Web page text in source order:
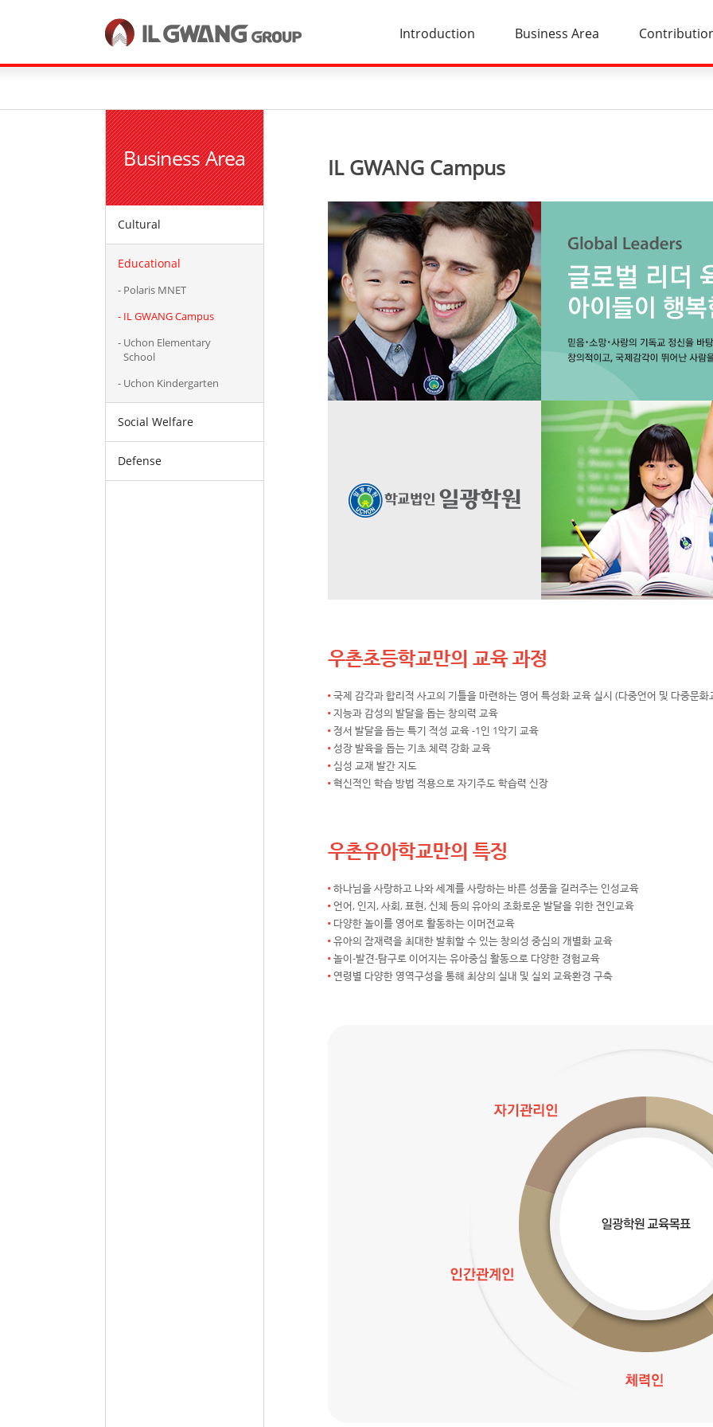
한국어 English Introduction Business Area
Business Area
Cultural
Educational
Polaris MNET
IL GWANG Campus
Uchon Elementary
School
Uchon Kindergarten
Social Welfare
Defense
IL GWANG Campus
우촌초등학교만의 교육 과정
국제 감각과 합리적 사고의 기틀을 마련하는 영어 특성화 교육 실시 (다중언어 및 다중문화
지능과 감성의 발달을 돕는 창의력 교육
정서 발달을 돕는 특기 적성 교육 -1인 1악기 교육
성장 발육을 돕는 기초 체력 강화 교육
심성 교재 발간 지도
혁신적인 학습 방법 적용으로 자기주도 학습력 신장
우촌유아학교만의 특징
하나님을 사랑하고 나와 세계를 사랑하는 바른 성품을 길러주는 인성교육
언어, 인지, 사회, 표현, 신체 등의 유아의 조화로운 발달을 위한 전인교육
다양한 놀이를 영어로 활동하는 이머전교육
유아의 잠재력을 최대한 발휘할 수 있는 창의성 중심의 개별화 교육
놀이-발견-탐구로 이어지는 유아중심 활동으로 다양한 경험교육
연령별 다양한 영역구성을 통해 최상의 실내 및 실외 교육환경 구축